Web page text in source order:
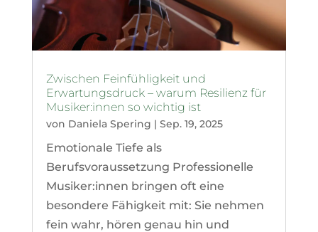
Zwischen Feinfühligkeit und
Erwartungsdruck – warum Resilienz für
Musiker:innen so wichtig ist
von Daniela Spering | Sep. 19, 2025
Emotionale Tiefe als
Berufsvoraussetzung Professionelle
Musiker:innen bringen oft eine
besondere Fähigkeit mit: Sie nehmen
fein wahr, hören genau hin und